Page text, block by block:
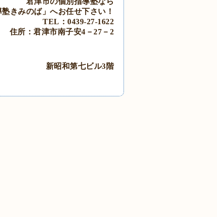
きみのば」 へお任せ下さい！
TEL：0439‐27‐1622
住所：君津市南子安4－27－2
新昭和第七ビル3階